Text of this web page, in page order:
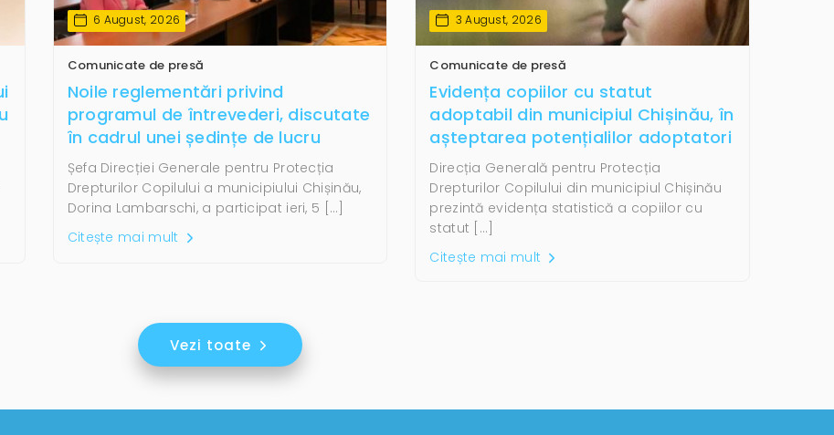
6 August, 2026
Comunicate de presă
Noile reglementări privind
programul de întrevederi, discutate
în cadrul unei ședințe de lucru
Șefa Direcției Generale pentru Protecția
Drepturilor Copilului a municipiului Chișinău,
Dorina Lambarschi, a participat ieri, 5 […]
Citește mai mult
3 August, 2026
Comunicate de presă
Evidența copiilor cu statut
adoptabil din municipiul Chișinău, în
așteptarea potențialilor adoptatori
Direcția Generală pentru Protecția
Drepturilor Copilului din municipiul Chișinău
prezintă evidența statistică a copiilor cu
statut […]
Citește mai mult
Vezi toate